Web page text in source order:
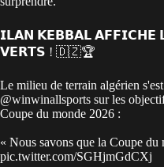
𝗜𝗟𝗔𝗡 𝗞𝗘𝗕𝗕𝗔𝗟 𝗔𝗙𝗙𝗜𝗖𝗛𝗘
𝗩𝗘𝗥𝗧𝗦 ! 🇩🇿🏆
Le milieu de terrain algérien
@winwinallsports sur les
Coupe du monde 2026 :
« Nous savons que la Coupe
pic.twitter.com/SGHjmGdCXj